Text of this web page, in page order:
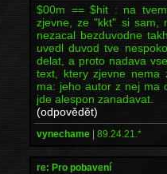
$00m == $hit : na
zjevne, ze "kkt" si sam,
nezacal bezduvodne
uvedl duvod tve
delat, a proto nadava
text, ktery zjevne nema
ma: jeho autor z nej ma
jde alespon zanadavat.
(odpovědět)
vynechame | 89.24.21.*
re: Pro pobavení